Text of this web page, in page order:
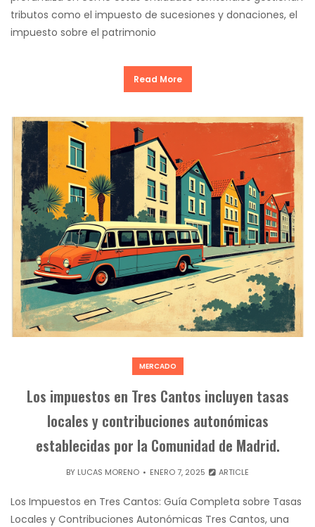
tributos como el impuesto de sucesiones y donaciones, el
impuesto sobre el patrimonio
Read More
MERCADO
Los impuestos en Tres Cantos incluyen tasas
locales y contribuciones autonómicas
establecidas por la Comunidad de Madrid.
BY LUCAS MORENO ENERO 7, 2025 ARTICLE
Los Impuestos en Tres Cantos: Guía Completa sobre Tasas
Locales y Contribuciones Autonómicas Tres Cantos, una